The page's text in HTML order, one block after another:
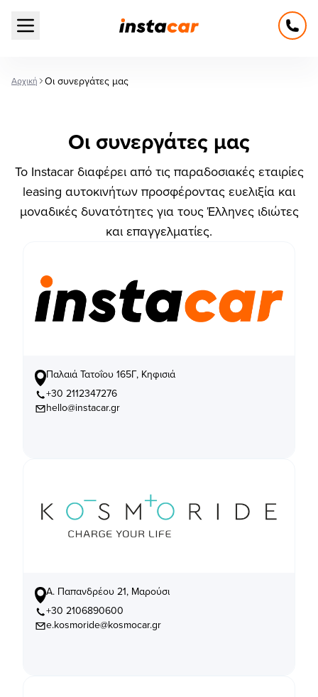
Open main menu
Αρχική Οι συνεργάτες μας
Οι συνεργάτες μας
Το Instacar διαφέρει από τις παραδοσιακές εταιρίες
leasing αυτοκινήτων προσφέροντας ευελιξία και
μοναδικές δυνατότητες για τους Έλληνες ιδιώτες
και επαγγελματίες.
Παλαιά Τατοΐου 165Γ, Κηφισιά
+30 2112347276
hello@instacar.gr
Α. Παπανδρέου 21, Μαρούσι
+30 2106890600
e.kosmoride@kosmocar.gr